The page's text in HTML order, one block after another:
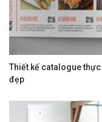
Thiết kế catalogue
đẹp